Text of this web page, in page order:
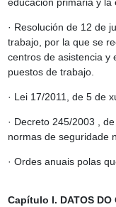
educación primaria y la
· Resolución de 12 de
trabajo, por la que se
centros de asistencia y
puestos de trabajo.
· Lei 17/2011, de 5 de
· Decreto 245/2003 ,
normas de seguridade
· Ordes anuais polas
Capítulo I. DATOS DO